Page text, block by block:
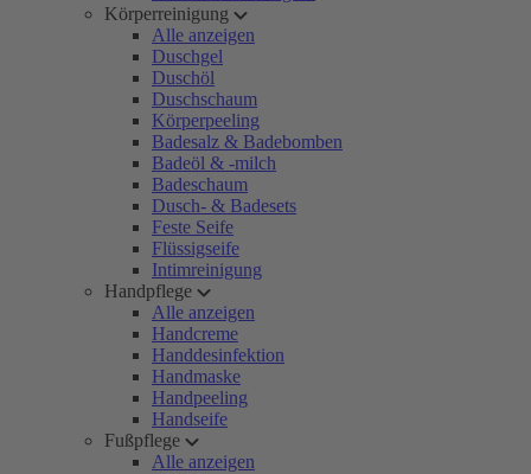
Körperreinigung
Alle anzeigen
Duschgel
Duschöl
Duschschaum
Körperpeeling
Badesalz & Badebomben
Badeöl & -milch
Badeschaum
Dusch- & Badesets
Feste Seife
Flüssigseife
Intimreinigung
Handpflege
Alle anzeigen
Handcreme
Handdesinfektion
Handmaske
Handpeeling
Handseife
Fußpflege
Alle anzeigen